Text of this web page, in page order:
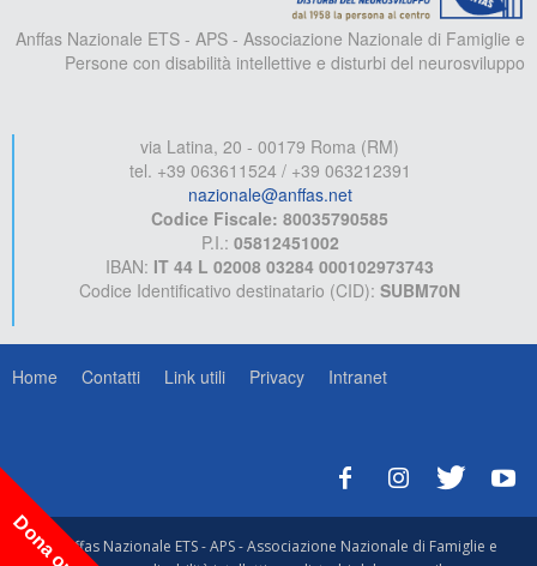
Anffas Nazionale ETS - APS - Associazione Nazionale di Famiglie e
Persone con disabilità intellettive e disturbi del neurosviluppo
via Latina, 20 - 00179 Roma (RM)
tel. +39 063611524 / +39 063212391
nazionale@anffas.net
Codice Fiscale: 80035790585
P.I.: 05812451002
IBAN: IT 44 L 02008 03284 000102973743
Codice Identificativo destinatario (CID): SUBM70N
Home Contatti Link utili Privacy Intranet
© Anffas Nazionale ETS - APS - Associazione Nazionale di Famiglie e
Dona ora!